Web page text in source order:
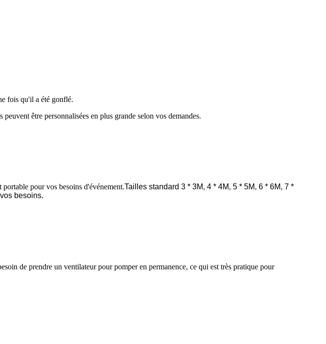
fois qu'il a été gonflé.
être personnalisées en plus grande selon vos demandes.
pour vos besoins d'événement.Tailles standard 3 * 3M, 4 * 4M, 5 * 5M, 6 * 6M, 7 *
besoins.
de prendre un ventilateur pour pomper en permanence, ce qui est très pratique pour